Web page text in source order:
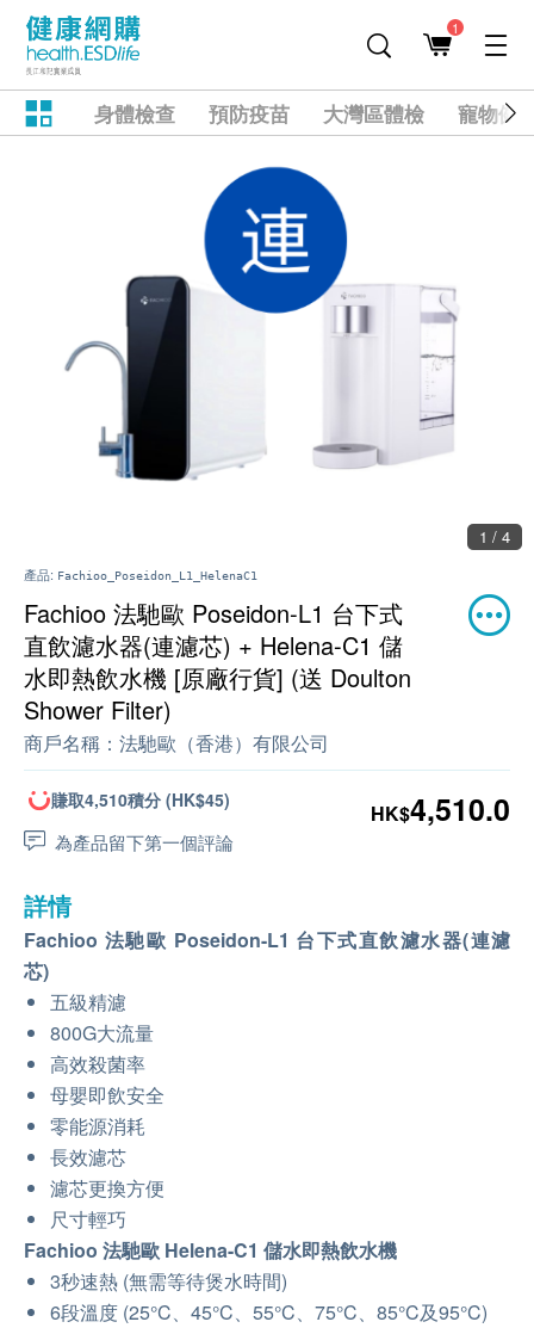
1
身體檢查 預防疫苗 大灣區體檢 寵物健
1 / 4
產品: Fachioo_Poseidon_L1_HelenaC1
Fachioo 法馳歐 Poseidon-L1 台下式
直飲濾水器(連濾芯) + Helena-C1 儲
水即熱飲水機 [原廠行貨] (送 Doulton
Shower Filter)
商戶名稱： 法馳歐（香港）有限公司
賺取4,510積分 (HK$45)
為產品留下第一個評論
HK$4,510.0
詳情
Fachioo 法馳歐 Poseidon-L1 台下式直飲濾水器(連濾
芯)
五級精濾
800G大流量
高效殺菌率
母嬰即飲安全
零能源消耗
長效濾芯
濾芯更換方便
尺寸輕巧
Fachioo 法馳歐 Helena-C1 儲水即熱飲水機
3秒速熱 (無需等待煲水時間)
6段溫度 (25°C、45°C、55°C、75°C、85°C及95°C)